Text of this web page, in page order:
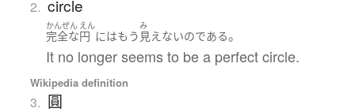
2. circle
かんぜん
完全な
えん
円 にはもう
み
見えないのである。
It no longer seems to be a perfect circle.
Wikipedia definition
3. 圓